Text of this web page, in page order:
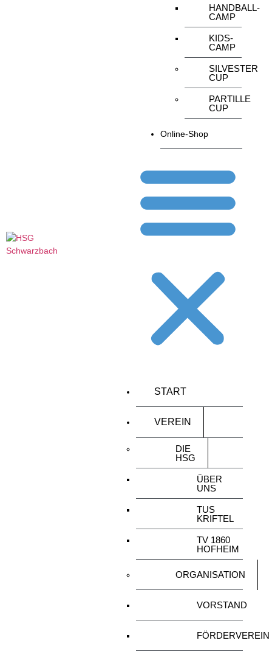
HANDBALL-
CAMP
KIDS-
CAMP
SILVESTER
CUP
PARTILLE
CUP
Online-Shop
START
VEREIN
DIE
HSG
ÜBER
UNS
TUS
KRIFTEL
TV 1860
HOFHEIM
ORGANISATION
VORSTAND
FÖRDERVEREIN